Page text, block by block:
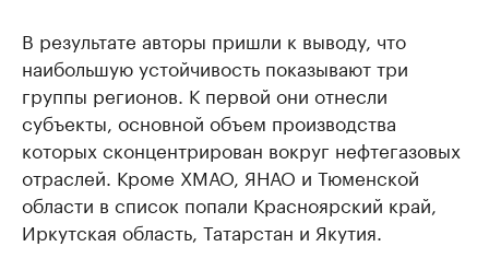
В результате авторы пришли к выводу, что
наибольшую устойчивость показывают три
группы регионов. К первой они отнесли
субъекты, основной объем производства
которых сконцентрирован вокруг нефтегазовых
отраслей. Кроме ХМАО, ЯНАО и Тюменской
области в список попали Красноярский край,
Иркутская область, Татарстан и Якутия.